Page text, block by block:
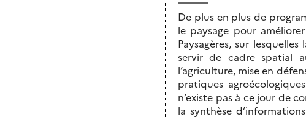
De plus en plus de
le paysage pour
Paysagères, sur
servir de cadre spatial
l’agriculture, mise en
pratiques
n’existe pas à ce jour de
la synthèse